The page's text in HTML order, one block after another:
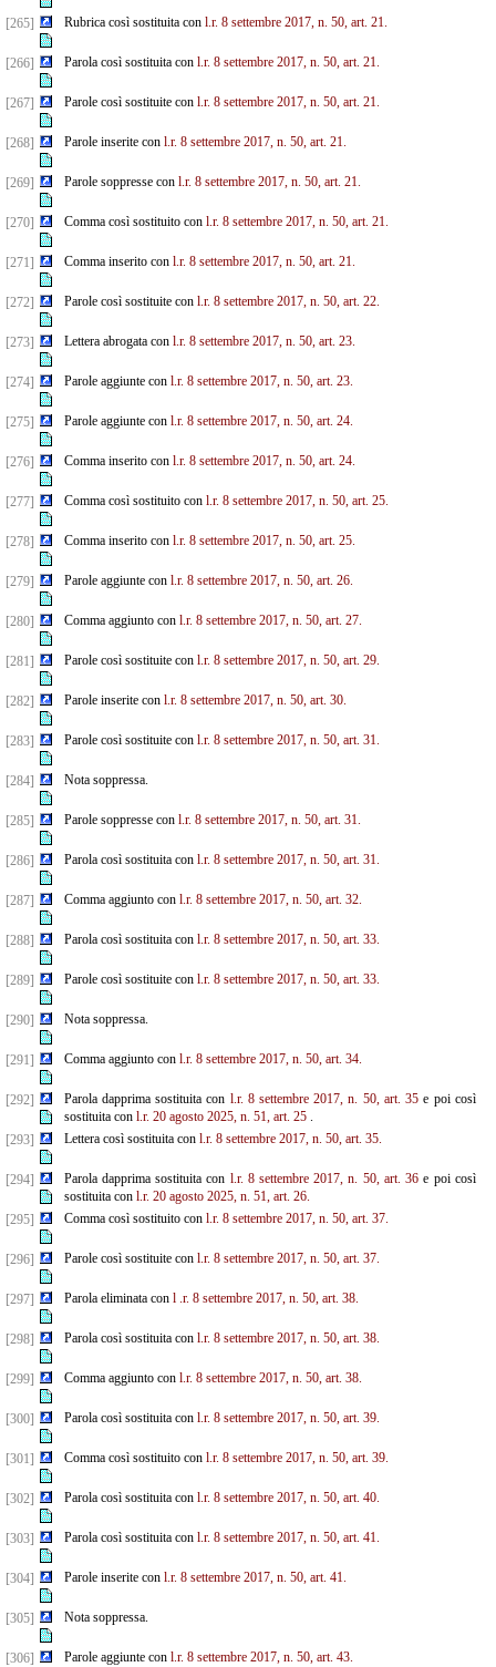
[265] Rubrica così sostituita con l.r. 8 settembre 2017, n. 50, art. 21.
[266] Parola così sostituita con l.r. 8 settembre 2017, n. 50, art. 21.
[267] Parole così sostituite con l.r. 8 settembre 2017, n. 50, art. 21.
[268] Parole inserite con l.r. 8 settembre 2017, n. 50, art. 21.
[269] Parole soppresse con l.r. 8 settembre 2017, n. 50, art. 21.
[270] Comma così sostituito con l.r. 8 settembre 2017, n. 50, art. 21.
[271] Comma inserito con l.r. 8 settembre 2017, n. 50, art. 21.
[272] Parole così sostituite con l.r. 8 settembre 2017, n. 50, art. 22.
[273] Lettera abrogata con l.r. 8 settembre 2017, n. 50, art. 23.
[274] Parole aggiunte con l.r. 8 settembre 2017, n. 50, art. 23.
[275] Parole aggiunte con l.r. 8 settembre 2017, n. 50, art. 24.
[276] Comma inserito con l.r. 8 settembre 2017, n. 50, art. 24.
[277] Comma così sostituito con l.r. 8 settembre 2017, n. 50, art. 25.
[278] Comma inserito con l.r. 8 settembre 2017, n. 50, art. 25.
[279] Parole aggiunte con l.r. 8 settembre 2017, n. 50, art. 26.
[280] Comma aggiunto con l.r. 8 settembre 2017, n. 50, art. 27.
[281] Parole così sostituite con l.r. 8 settembre 2017, n. 50, art. 29.
[282] Parole inserite con l.r. 8 settembre 2017, n. 50, art. 30.
[283] Parole così sostituite con l.r. 8 settembre 2017, n. 50, art. 31.
[284] Nota soppressa.
[285] Parole soppresse con l.r. 8 settembre 2017, n. 50, art. 31.
[286] Parola così sostituita con l.r. 8 settembre 2017, n. 50, art. 31.
[287] Comma aggiunto con l.r. 8 settembre 2017, n. 50, art. 32.
[288] Parola così sostituita con l.r. 8 settembre 2017, n. 50, art. 33.
[289] Parole così sostituite con l.r. 8 settembre 2017, n. 50, art. 33.
[290] Nota soppressa.
[291] Comma aggiunto con l.r. 8 settembre 2017, n. 50, art. 34.
[292] Parola dapprima sostituita con l.r. 8 settembre 2017, n. 50, art. 35 e poi così
sostituita con l.r. 20 agosto 2025, n. 51, art. 25.
[293]
Lettera così sostituita con l.r. 8 settembre 2017, n. 50, art. 35.
[294] Parola dapprima sostituita con l.r. 8 settembre 2017, n. 50, art. 36 e poi così
sostituita con l.r. 20 agosto 2025, n. 51, art. 26.
[295]
Comma così sostituito con l.r. 8 settembre 2017, n. 50, art. 37.
[296] Parole così sostituite con l.r. 8 settembre 2017, n. 50, art. 37.
[297] Parola eliminata con l .r. 8 settembre 2017, n. 50, art. 38.
[298] Parola così sostituita con l.r. 8 settembre 2017, n. 50, art. 38.
[299] Comma aggiunto con l.r. 8 settembre 2017, n. 50, art. 38.
[300] Parola così sostituita con l.r. 8 settembre 2017, n. 50, art. 39.
[301] Comma così sostituito con l.r. 8 settembre 2017, n. 50, art. 39.
[302] Parola così sostituita con l.r. 8 settembre 2017, n. 50, art. 40.
[303] Parola così sostituita con l.r. 8 settembre 2017, n. 50, art. 41.
[304] Parole inserite con l.r. 8 settembre 2017, n. 50, art. 41.
[305] Nota soppressa.
[306] Parole aggiunte con l.r. 8 settembre 2017, n. 50, art. 43.